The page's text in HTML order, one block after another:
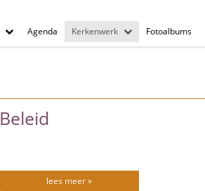
Agenda Kerkenwerk Fotoalbums
Beleid
lees meer »